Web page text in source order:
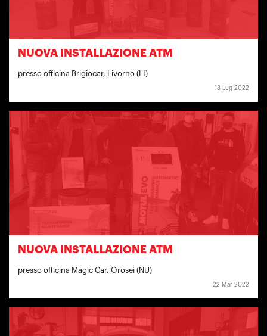
NUOVA INSTALLAZIONE ATM
presso officina Brigiocar, Livorno (LI)
13 Lug 2022
NUOVA INSTALLAZIONE ATM
presso officina Magic Car, Orosei (NU)
22 Mar 2022